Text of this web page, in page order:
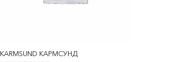
KARMSUND КАРМСУНД